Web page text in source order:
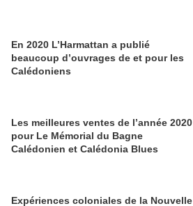
En 2020 L’Harmattan a publié
beaucoup d’ouvrages de et pour les
Calédoniens
Les meilleures ventes de l’année 2020
pour Le Mémorial du Bagne
Calédonien et Calédonia Blues
Expériences coloniales de la Nouvelle